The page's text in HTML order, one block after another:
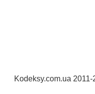
Kodeksy.com.ua 2011-